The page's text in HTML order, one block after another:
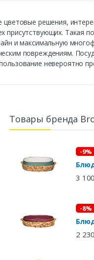
цветовые решения,
Такая
и максимальную
повреждениям.
невероятно
Товары бренда
-9%
3
-8%
2